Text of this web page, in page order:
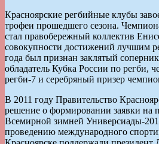
Красноярские регбийные клубы
трофеи прошедшего сезона.
стал правобережный коллектив
совокупности достижений лучшим
года был признан заклятый
обладатель Кубка России по регби,
регби-7 и серебряный призер
В 2011 году Правительство
решение о формировании заявки на
Всемирной зимней Универсиады-
проведению международного